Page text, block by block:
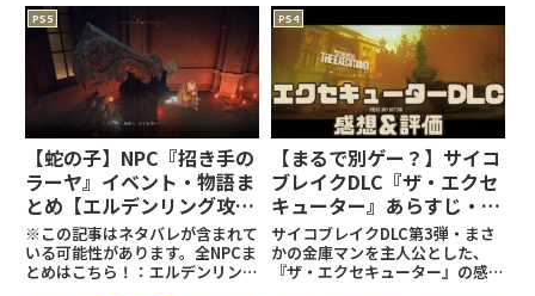
(adsbygoogle =
window.adsbygoogle ||
[]).push({});イベントまとめラニ
会話後
ングフィットアドベンチャーのレ
ビュー記事をお届けします！！！
( ﾟДﾟ) (adsbygoogle =
window.a
PS5
【蛇の子】NPC『招き手の
ラーヤ』イベント・物語ま
とめ【エルデンリング攻
略】
※この記事はネタバレが含まれて
いる可能性があります。全NPCま
とめはこちら！：エルデンリング
PS4
【まるで別ゲー？】サイコ
ブレイクDLC『ザ・エクセ
キューター』あらすじ・感
想・評価【プレイ感想】
サイコブレイクDLC第3弾・まさ
かの金庫マンを主人公とした、
『ザ・エクセキューター』の感想